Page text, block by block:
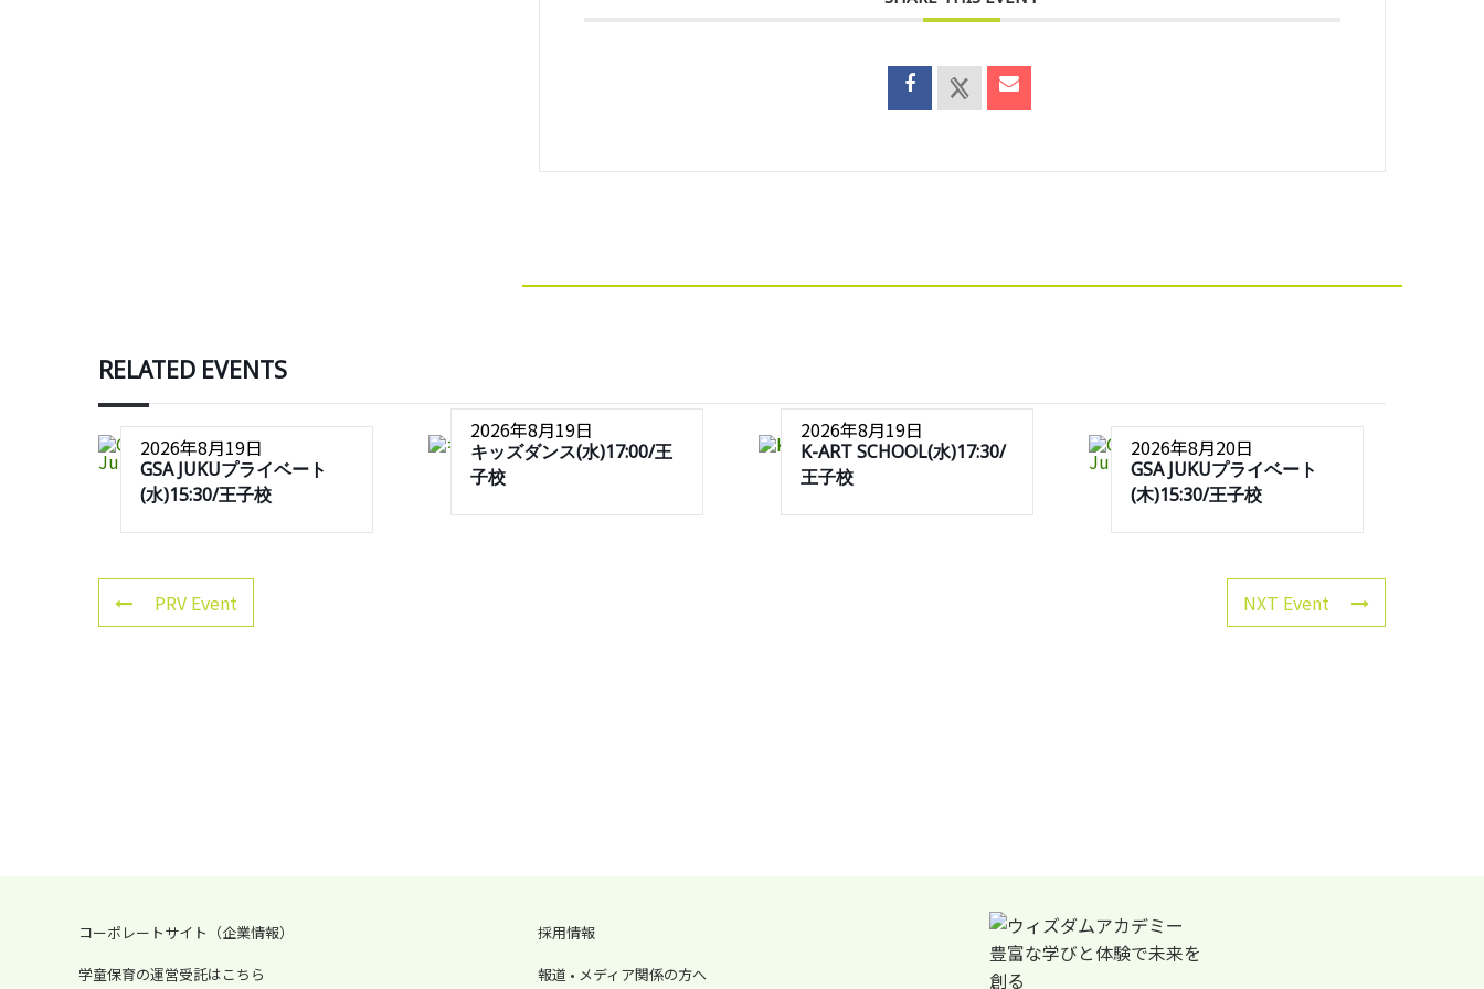
RELATED EVENTS
2026年8月19日
GSA JUKUプライベート
(水)15:30/王子校
2026年8月19日
キッズダンス(水)17:00/王
子校
2026年8月19日
K-ART SCHOOL(水)17:30/
王子校
2026年8月20日
GSA JUKUプライベート
(木)15:30/王子校
PRV Event NXT Event
コーポレートサイト（企業情報）
学童保育の運営受託はこちら
採用情報
報道 • メディア関係の方へ